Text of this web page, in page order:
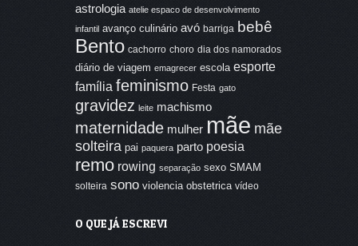
astrologia atelie espaco de desenvolvimento
infantil avanço culinário avó barriga bebê
Bento cachorro choro dia dos namorados
diário de viagem emagrecer escola esporte
família feminismo Festa gato
gravidez leite machismo
maternidade mulher mãe mãe
solteira pai paquera parto poesia
remo rowing separação sexo SMAM
solteira sono violencia obstetrica vídeo
O QUE JÁ ESCREVI